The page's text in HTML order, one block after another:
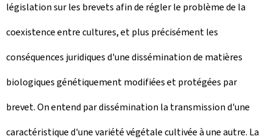
législation sur les brevets afin de régler le problème de la
coexistence entre cultures, et plus précisément les
conséquences juridiques d'une dissémination de matières
biologiques génétiquement modifiées et protégées par
brevet. On entend par dissémination la transmission d'une
caractéristique d'une variété végétale cultivée à une autre. La